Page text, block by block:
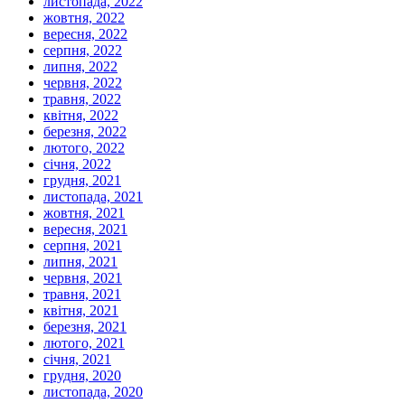
жовтня, 2022
вересня, 2022
серпня, 2022
липня, 2022
червня, 2022
травня, 2022
квітня, 2022
березня, 2022
лютого, 2022
січня, 2022
грудня, 2021
листопада, 2021
жовтня, 2021
вересня, 2021
серпня, 2021
липня, 2021
червня, 2021
травня, 2021
квітня, 2021
березня, 2021
лютого, 2021
січня, 2021
грудня, 2020
листопада, 2020